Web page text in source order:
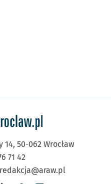
14, 50-062 Wrocław
71 42
redakcja@araw.pl